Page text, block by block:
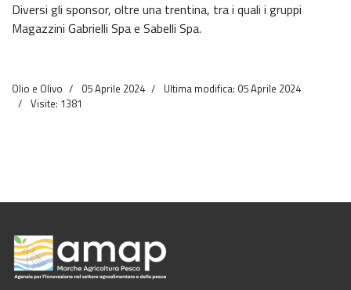
Diversi gli sponsor, oltre una trentina, tra i quali i gruppi
Magazzini Gabrielli Spa e Sabelli Spa.
Olio e Olivo 05 Aprile 2024
Ultima modifica: 05 Aprile 2024
Visite: 1381